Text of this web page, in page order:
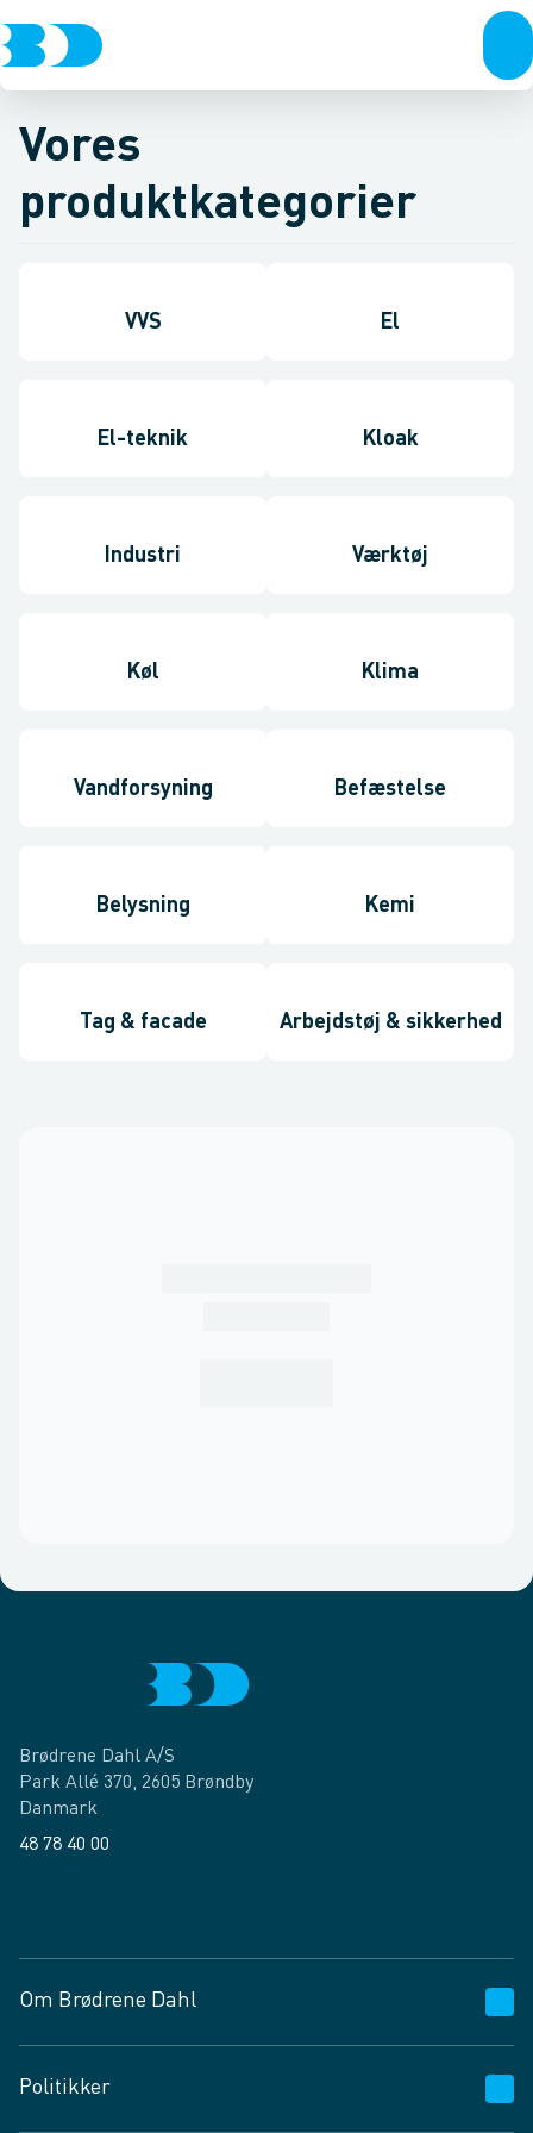
Vores
produktkategorier
VVS El
El-teknik Kloak
Industri Værktøj
Køl Klima
Vandforsyning Befæstelse
Belysning Kemi
Tag & facade Arbejdstøj & sikkerhed
Brødrene Dahl A/S
Park Allé 370, 2605 Brøndby
Danmark
48 78 40 00
Om Brødrene Dahl
Vagttelefon 30 10 89 89
Politikker